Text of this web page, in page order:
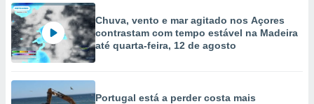
Chuva, vento e mar agitado nos Açores
contrastam com tempo estável na Madeira
até quarta-feira, 12 de agosto
Portugal está a perder costa mais